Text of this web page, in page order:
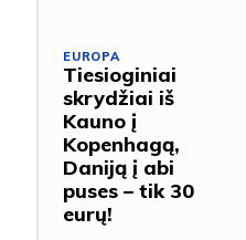
EUROPA
Tiesioginiai
skrydžiai iš
Kauno į
Kopenhagą,
Daniją į abi
puses – tik 30
eurų!